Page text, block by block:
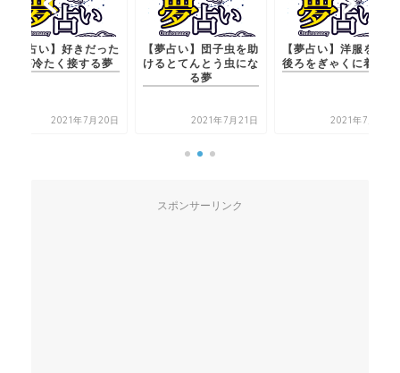
きだった
する夢
年7月20日
【夢占い】団子虫を助
けるとてんとう虫にな
2021年7月21日
【夢占い】洋服を前と
後ろをぎゃくに着る夢
2021年7月21日
【夢占
スポンサーリンク